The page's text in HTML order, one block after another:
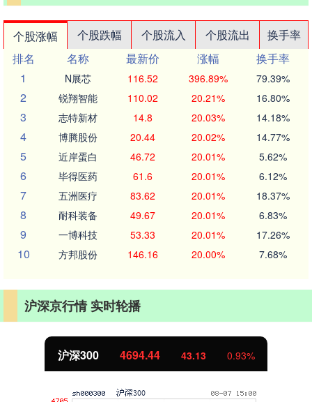
个股涨幅 个股跌幅 个股流入 个股流出
换手率
排名
名称 最新价 涨幅
换手率
1
N展芯 116.52 396.89% 79.39%
2 锐翔智能 110.02 20.21% 16.80%
3 志特新材 14.8 20.03% 14.18%
4 博腾股份 20.44 20.02% 14.77%
5 近岸蛋白 46.72 20.01% 5.62%
6 毕得医药 61.6 20.01% 6.12%
7 五洲医疗 83.62 20.01% 18.37%
8 耐科装备 49.67 20.01% 6.83%
9 一博科技 53.33 20.01% 17.26%
10 方邦股份 146.16 20.00% 7.68%
沪深京行情 实时轮播
北证50 1134.24 11.37 1.01%